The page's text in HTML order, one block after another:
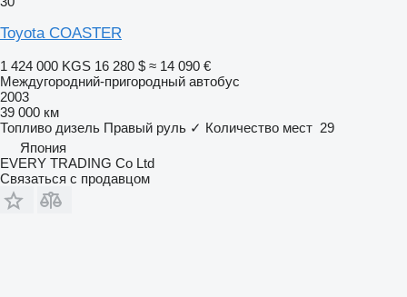
Toyota COASTER
1 424 000 KGS 16 280 $ ≈ 14 090 €
Междугородний-пригородный автобус
2003
39 000 км
Топливо дизель Правый руль ✓ Количество мест 29
Япония
EVERY TRADING Co Ltd
Связаться с продавцом